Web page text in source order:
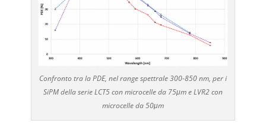
Confronto tra la PDE, nel range spettrale 300-850 nm, per i
SiPM della serie LCT5 con microcelle da 75μm e LVR2 con
microcelle da 50μm